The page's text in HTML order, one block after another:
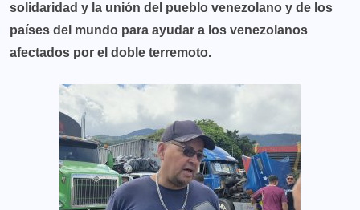
solidaridad y la unión del pueblo venezolano y de los
países del mundo para ayudar a los venezolanos
afectados por el doble terremoto.